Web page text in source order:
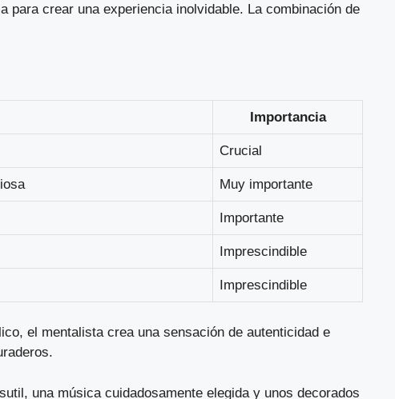
para crear una experiencia inolvidable. La combinación de
Importancia
Crucial
Muy importante
Importante
Imprescindible
Imprescindible
el mentalista crea una sensación de autenticidad e
una música cuidadosamente elegida y unos decorados